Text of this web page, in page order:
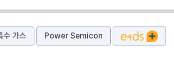
수 가스 Power Semicon